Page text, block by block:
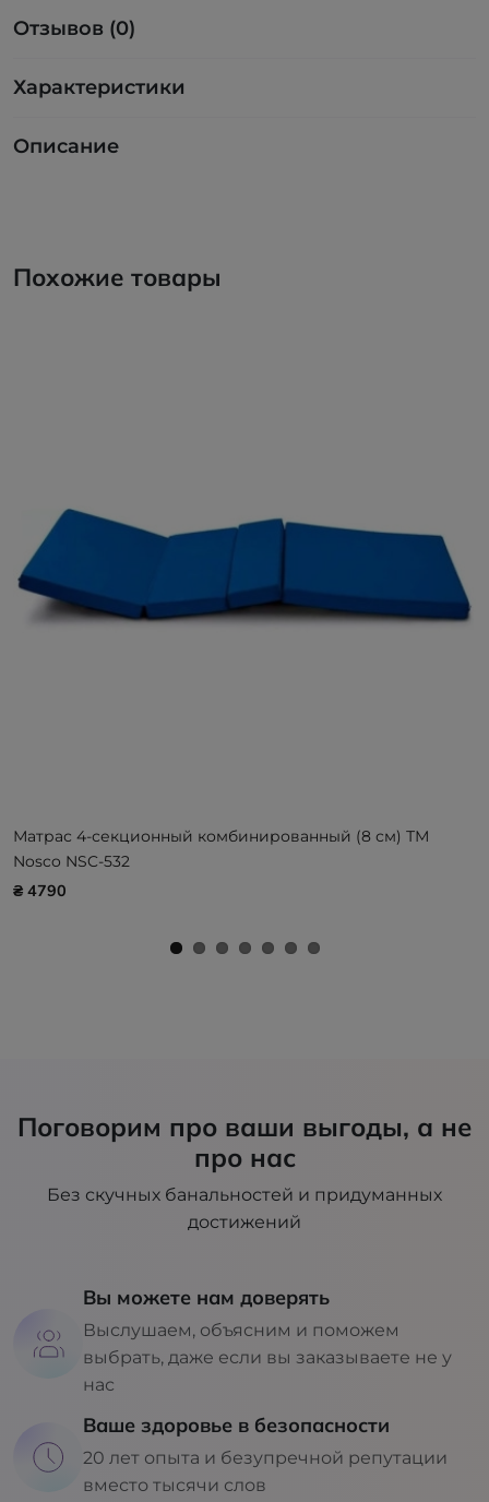
Отзывов (0)
Характеристики
Описание
Похожие товары
Матрас 4-секционный комбинированный (8 см) ТМ
Nosco NSC-532
₴ 4790
Поговорим про ваши выгоды, а не
про нас
Без скучных банальностей и придуманных
достижений
Вы можете нам доверять
Выслушаем, объясним и поможем
выбрать, даже если вы заказываете не у
нас
Ваше здоровье в безопасности
20 лет опыта и безупречной репутации
вместо тысячи слов